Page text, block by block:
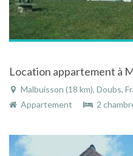
Location appartement à
Malbuisson (18 km), Doubs,
Appartement
2